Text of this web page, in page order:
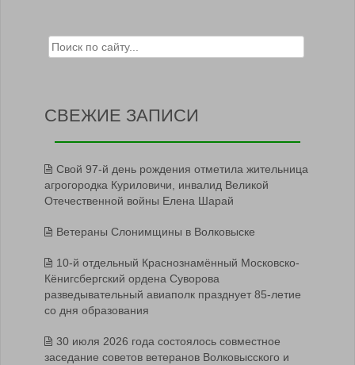
Search for:
СВЕЖИЕ ЗАПИСИ
Свой 97-й день рождения отметила жительница
агрогородка Куриловичи, инвалид Великой
Отечественной войны Елена Шарай
Ветераны Слонимщины в Волковыске
10-й отдельный Краснознамённый Московско-
Кёнигсбергский ордена Суворова
разведывательный авиаполк празднует 85-летие
со дня образования
30 июля 2026 года состоялось совместное
заседание советов ветеранов Волковысского и